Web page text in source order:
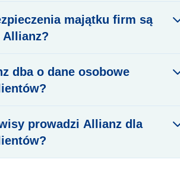
majątku firm są
dba o dane osobowe
prowadzi Allianz dla